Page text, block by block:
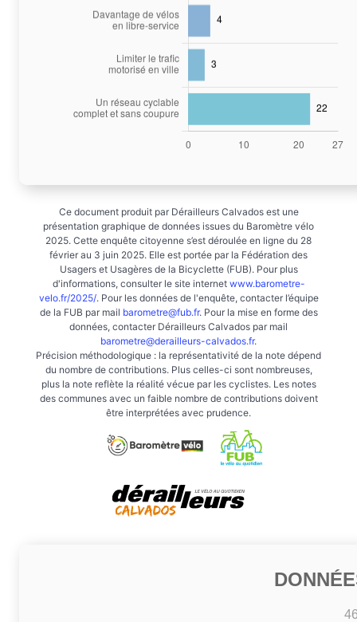
Ce document produit par Dérailleurs Calvados est une
présentation graphique de données issues du Baromètre vélo
2025. Cette enquête citoyenne s’est déroulée en ligne du 28
février au 3 juin 2025. Elle est portée par la Fédération des
Usagers et Usagères de la Bicyclette (FUB). Pour plus
d'informations, consulter le site internet www.barometre-
velo.fr/2025/. Pour les données de l'enquête, contacter l’équipe
de la FUB par mail barometre@fub.fr. Pour la mise en forme des
données, contacter Dérailleurs Calvados par mail
barometre@derailleurs-calvados.fr.
Précision méthodologique : la représentativité de la note dépend
du nombre de contributions. Plus celles-ci sont nombreuses,
plus la note reflète la réalité vécue par les cyclistes. Les notes
des communes avec un faible nombre de contributions doivent
être interprétées avec prudence.